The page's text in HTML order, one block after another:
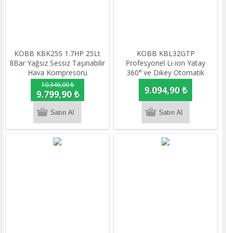
KOBB KBK25S 1.7HP 25Lt
8Bar Yağsız Sessiz Taşınabilir
Hava Kompresörü
10.346,00 ₺
9.799,90 ₺
KOBB KBL32GTP
Profesyonel Li-ion Yatay
360° ve Dikey Otomatik
ve Çapraz Çizgi Lazer+Tripod
9.094,90 ₺